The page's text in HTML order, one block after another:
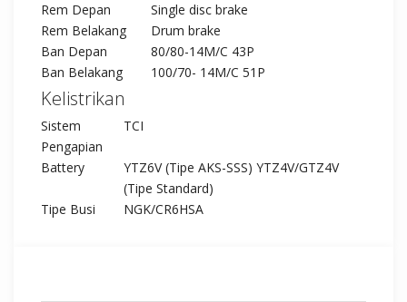
Rem Depan
Single disc brake
Rem Belakang
Drum brake
Ban Depan
80/80-14M/C 43P
Ban Belakang
100/70- 14M/C 51P
Kelistrikan
Sistem
Pengapian
TCI
Battery
YTZ6V (Tipe AKS-SSS) YTZ4V/GTZ4V
(Tipe Standard)
Tipe Busi
NGK/CR6HSA